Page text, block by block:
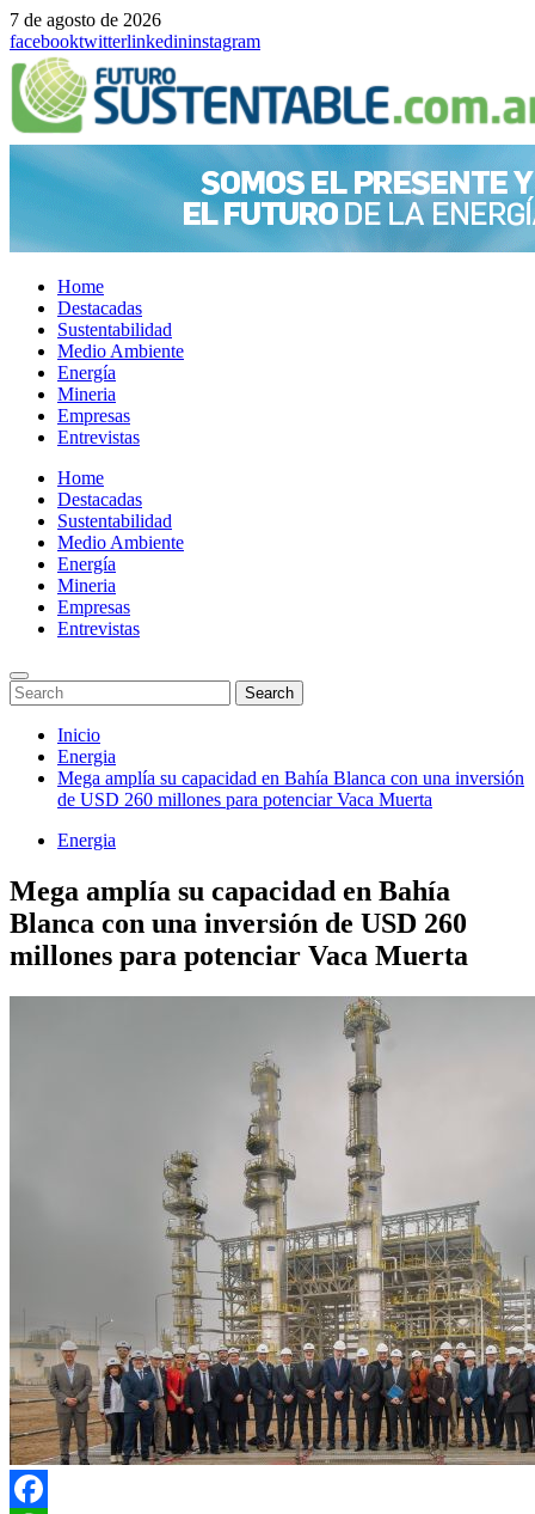
7 de agosto de 2026
facebooktwitterlinkedininstagram
Home
Destacadas
Sustentabilidad
Medio Ambiente
Energía
Mineria
Empresas
Entrevistas
Menu
Home
Destacadas
Sustentabilidad
Medio Ambiente
Energía
Mineria
Empresas
Entrevistas
Enter
Keyword
Search
for:
Search
Search
Saltar
contenido
Inicio
Energia
Mega amplía su capacidad en Bahía Blanca con una inversión
de USD 260 millones para potenciar Vaca Muerta
Energia
Mega amplía su capacidad en Bahía
Blanca con una inversión de USD 260
millones para potenciar Vaca Muerta